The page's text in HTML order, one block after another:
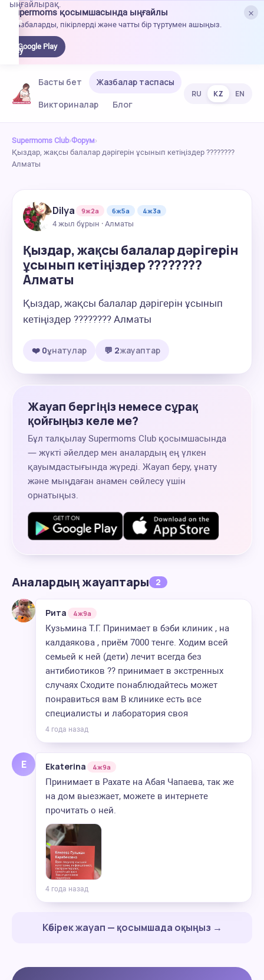
×
Supermoms қосымшасында ыңғайлы
Жазбаларды, пікірлерді және чатты бір түртумен ашыңыз.
Google Play
ыңғайлырақ.
Басты бет
Жазбалар таспасы
Викториналар
Блог
RU KZ EN
Supermoms Club›Форум›
Қыздар, жақсы балалар дәрігерін ұсынып кетіңіздер ????????
Алматы
Dilya 9ж2а 6ж5а
4ж3а
4 жыл бұрын · Алматы
Қыздар, жақсы балалар дәрігерін
ұсынып кетіңіздер ????????
Алматы
Қыздар, жақсы балалар дәрігерін ұсынып
кетіңіздер ???????? Алматы
❤️ 0ұнатулар 💬 2жауаптар
Жауап бергіңіз немесе сұрақ
қойғыңыз келе ме?
Бұл талқылау Supermoms Club қосымшасында
— жүкті әйелдер мен аналардың ең үлкен
қауымдастығында жүреді. Жауап беру, ұнату
және мыңдаған анамен сөйлесу үшін
орнатыңыз.
Аналардың жауаптары 2
Рита 4ж9а
Кузьмина Т.Г. Принимает в бэби клиник , на
калдаякова , приём 7000 тенге. Ходим всей
семьей к ней (дети) лечит всегда без
антибиотиков ?? принимает в экстренных
случаях Сходите понаблюдайтесь может
понравиться вам В клинике есть все
специалисты и лаборатория своя
4 года назад
E Ekaterina 4ж9а
Принимает в Рахате на Абая Чапаева, так же
на дом выезжает, можете в интернете
прочитать о ней.
4 года назад
Көбірек жауап — қосымшада оқыңыз →